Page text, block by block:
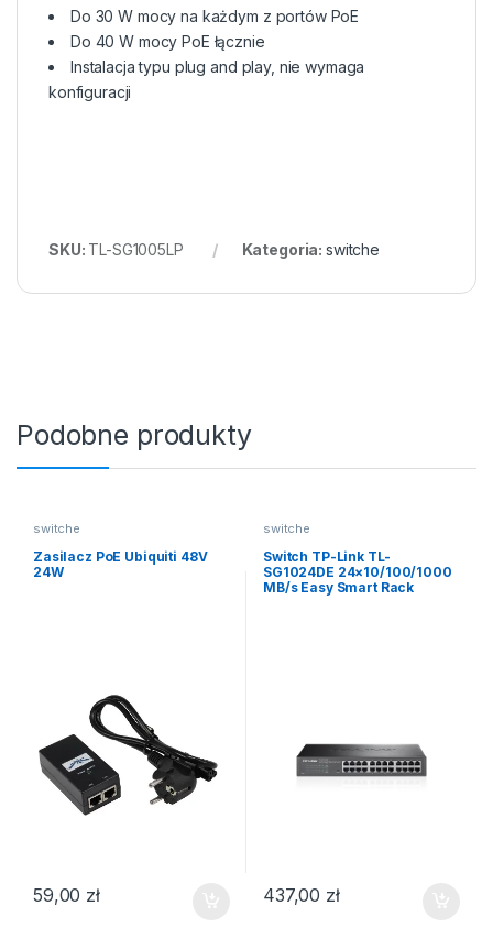
Do 30 W mocy na każdym z portów PoE
Do 40 W mocy PoE łącznie
Instalacja typu plug and play, nie wymaga
konfiguracji
SKU: TL-SG1005LP Kategoria: switche
Podobne produkty
switche
Zasilacz PoE Ubiquiti 48V
24W
59,00 zł
switche
Switch TP-Link TL-
SG1024DE 24×10/100/1000
MB/s Easy Smart Rack
437,00 zł